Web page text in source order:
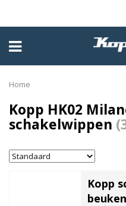
Home
Kopp HK02
schakelwippen
Kopp